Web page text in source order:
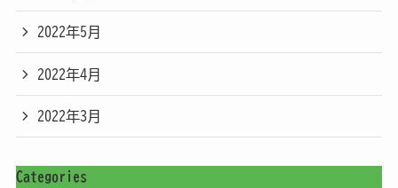
2022年5月
2022年4月
2022年3月
Categories